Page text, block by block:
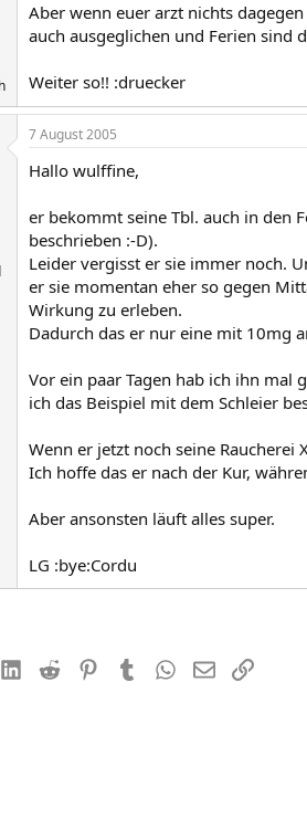
Aber wenn euer arzt nichts
auch ausgeglichen und Ferien sind
Weiter so!! :druecker
7 August 2005
Hallo wulffine,
er bekommt seine Tbl. auch in den
beschrieben :-D).
Leider vergisst er sie immer noch.
er sie momentan eher so gegen
Wirkung zu erleben.
Dadurch das er nur eine mit 10mg
Vor ein paar Tagen hab ich ihn mal
ich das Beispiel mit dem Schleier
Wenn er jetzt noch seine Raucherei
Ich hoffe das er nach der Kur,
Aber ansonsten läuft alles super.
LG :bye:Cordu
LinkedIn
Reddit PinterestTumblrWhatsApp
E-MailLink